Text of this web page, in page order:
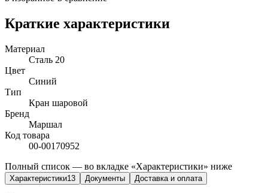
Краткие характеристики
Материал
Сталь 20
Цвет
Синий
Тип
Кран шаровой
Бренд
Маршал
Код товара
00-00170952
Полный список — во вкладке «Характеристики» ниже
Характеристики13 Документы Доставка и оплата